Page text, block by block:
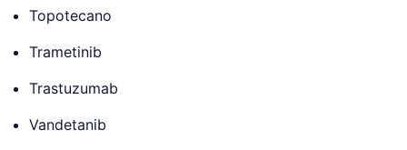
Topotecano
Trametinib
Trastuzumab
Vandetanib